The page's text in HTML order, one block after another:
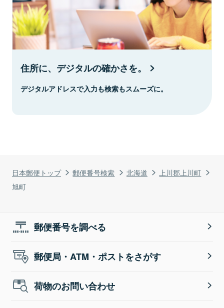
日本郵便トップ 郵便番号検索 北海道
上川郡上川町
旭町
住所に、デジタルの確かさを。
デジタルアドレスで入力も検索もスムーズに。
郵便番号を調べる
郵便局・ATM・ポストをさがす
荷物のお問い合わせ